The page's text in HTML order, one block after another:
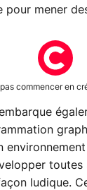
pour mener
commencer en
ludique.